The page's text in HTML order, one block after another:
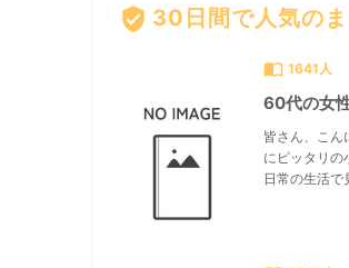
verified_user 30日間で人気の
import_contacts 1641人
60代の女
皆さん、こ
にピッタリの
日常の生活で